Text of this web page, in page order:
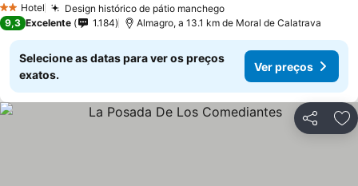
2 Estrelas
Hotel Design histórico de pátio manchego
9,3 Excelente 1.184 Almagro, a 13.1 km de Moral de Calatrava
Selecione as datas para ver os preços
exatos.
Ver preços
Partilhar